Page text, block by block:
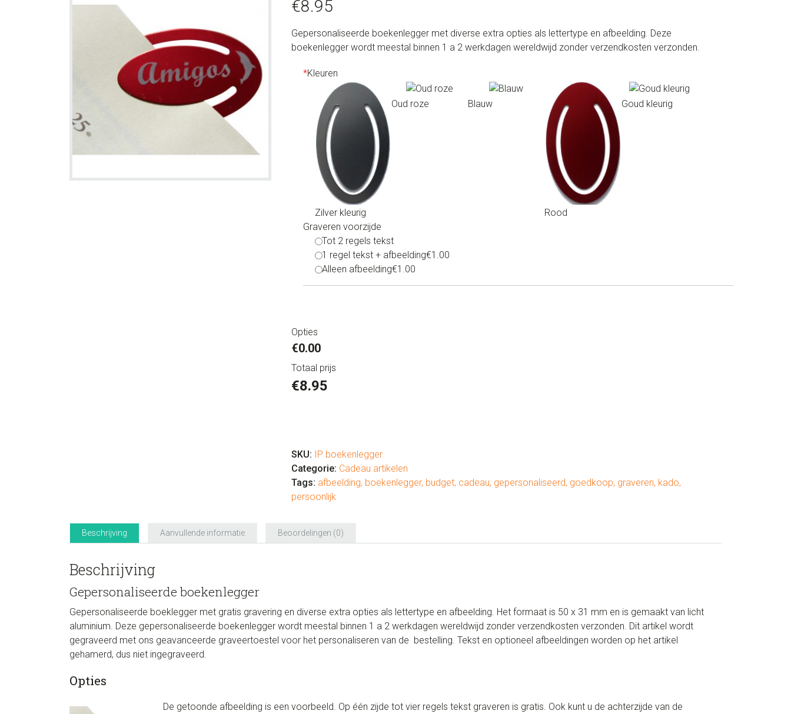
€8.95
Gepersonaliseerde boekenlegger met diverse extra opties als lettertype en afbeelding. Deze
boekenlegger wordt meestal binnen 1 a 2 werkdagen wereldwijd zonder verzendkosten verzonden.
*Kleuren
Zilver kleurig
Oud roze Blauw
Rood
Goud kleurig
Graveren voorzijde
Tot 2 regels tekst
1 regel tekst + afbeelding€1.00
Alleen afbeelding€1.00
Opties
€0.00
Totaal prijs
€8.95
aantal
SKU: IP boekenlegger
Categorie: Cadeau artikelen
Tags: afbeelding, boekenlegger, budget, cadeau, gepersonaliseerd, goedkoop, graveren, kado,
persoonlijk
Beschrijving Aanvullende informatie Beoordelingen (0)
Beschrijving
Gepersonaliseerde boekenlegger
Gepersonaliseerde boeklegger met gratis gravering en diverse extra opties als lettertype en afbeelding. Het formaat is 50 x 31 mm en is gemaakt van licht
aluminium. Deze gepersonaliseerde boekenlegger wordt meestal binnen 1 a 2 werkdagen wereldwijd zonder verzendkosten verzonden. Dit artikel wordt
gegraveerd met ons geavanceerde graveertoestel voor het personaliseren van de bestelling. Tekst en optioneel afbeeldingen worden op het artikel
gehamerd, dus niet ingegraveerd.
Opties
De getoonde afbeelding is een voorbeeld. Op één zijde tot vier regels tekst graveren is gratis. Ook kunt u de achterzijde van de